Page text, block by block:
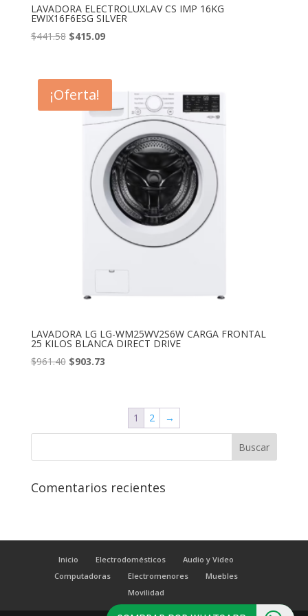
LAVADORA ELECTROLUXLAV CS IMP 16KG
EWIX16F6ESG SILVER
$441.58 El
era:
$441.58.
$415.09El
es:
$415.09.
¡Oferta!
LAVADORA LG LG-WM25WV2S6W CARGA FRONTAL
25 KILOS BLANCA DIRECT DRIVE
$961.40 El
$903.73El
$903.73.1 2 →
Comentarios recientes
Inicio Electrodomésticos
Audio y Video
Computadoras
Electromenores
Muebles
Movilidad